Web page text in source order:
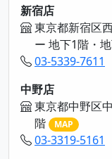
新宿店
東京都新宿区
ー 地下1階・
03-5339-7611
中野店
東京都中野区
階
MAP
03-3319-5161